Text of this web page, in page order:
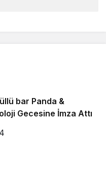
bar Panda &
Gecesine İmza Attı